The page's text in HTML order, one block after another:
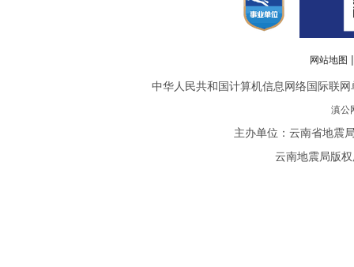
网站地图
中华人民共和国计算机信息网络国际联
滇公
主办单位：云南省地震
云南地震局版